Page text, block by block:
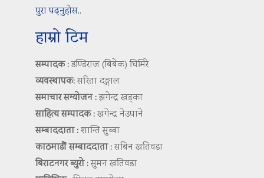
पुरा पढ्नुहोस..
हाम्रो टिम
सम्पादक :डण्डिराज (बिबेक) घिमिरे
व्यवस्थापक:सरिता दङ्गाल
समाचार सम्योजन :झगेन्द्र खड्का
साहित्य सम्पादक :खगेन्द्र नेउपाने
सम्बाददाता :शान्ति सुब्बा
काठमाडौं सम्बाददाता :सबिन खतिवडा
बिराटनगर ब्युरो :सुमन खतिवडा